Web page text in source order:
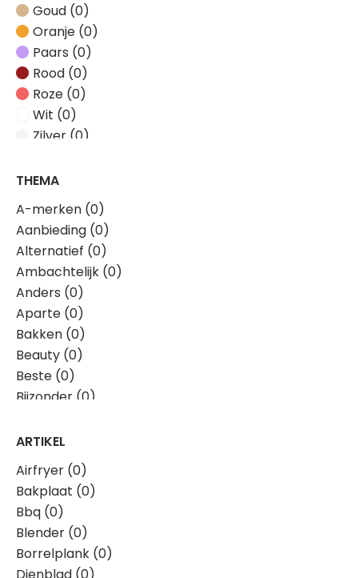
Goud (0)
Oranje (0)
Paars (0)
Rood (0)
Roze (0)
Wit (0)
Zilver (0)
THEMA
A-merken (0)
Aanbieding (0)
Alternatief (0)
Ambachtelijk (0)
Anders (0)
Aparte (0)
Bakken (0)
Beauty (0)
Beste (0)
Bijzonder (0)
Boodschappen (0)
Borrel (0)
Bourgondisch (0)
Bouwvak (0)
Brievenbus (0)
Budget (0)
Creatieve (0)
ARTIKEL
Airfryer (0)
Bakplaat (0)
Bbq (0)
Blender (0)
Borrelplank (0)